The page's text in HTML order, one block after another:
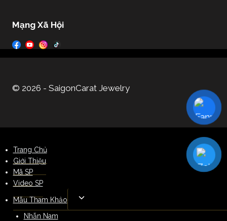
Mạng Xã Hội
© 2026 - SaigonCarat Jewelry
Trang Chủ
Giới Thiệu
Mã SP
Video SP
Mẫu Tham Khảo
Nhẫn Nam